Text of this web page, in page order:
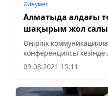
Әлеумет
Алматыда алдағы
шақырым жол
көшеде асфальт
Өңірлік
конференциясы
жағдайы туралы
басқармасының
09.08.2021 15:11